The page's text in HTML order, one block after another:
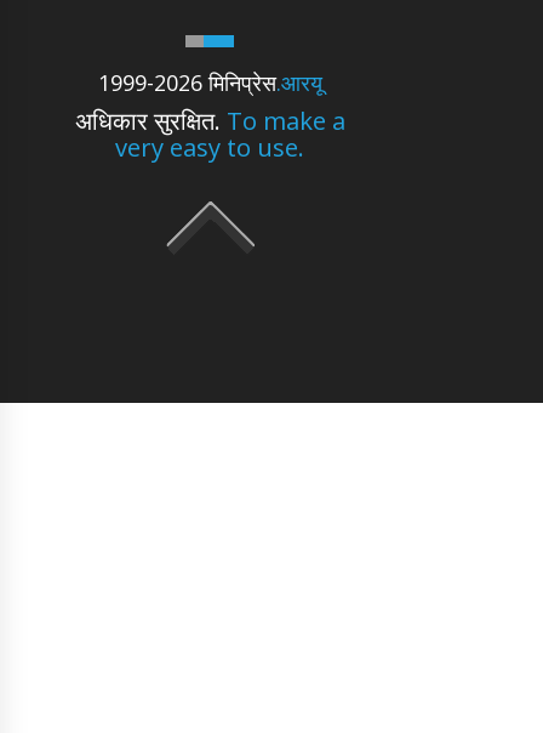
1999-2026 मिनिप्रेस.आरयू
अधिकार सुरक्षित. To make a
very easy to use.